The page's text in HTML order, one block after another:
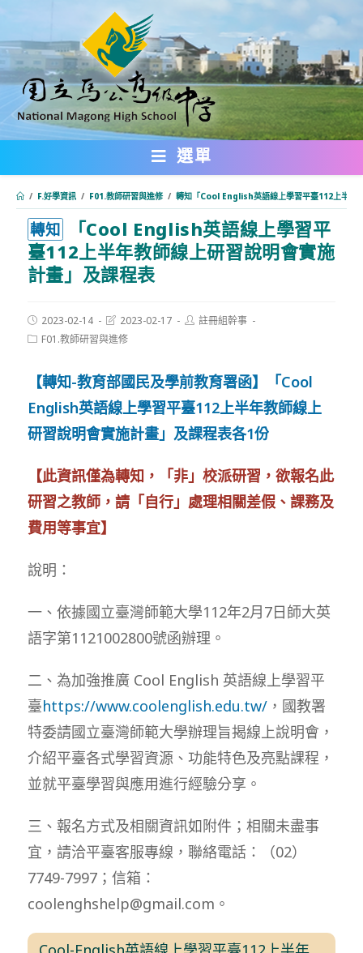
轉
主
要
內
選單
/ F.好學資訊 / F01.教師研習與進修 / 轉知「Cool English英語線上學習平臺112上半年
轉知
「Cool English英語線上學習平
臺112上半年教師線上研習說明會實施
計畫」及課程表
Post
published:
2023-02-14
Post
last
modified:
2023-02-17
Post註冊組幹事
PostF01.教師研習與進修
【轉知-教育部國民及學前教育署函】「Cool
English英語線上學習平臺112上半年教師線上
研習說明會實施計畫」及課程表各1份
【此資訊僅為轉知，「非」校派研習，欲報名此
研習之教師，請「自行」處理相關差假、課務及
費用等事宜】
說明：
一、依據國立臺灣師範大學112年2月7日師大英
語字第1121002800號函辦理。
二、為加強推廣 Cool English 英語線上學習平
臺https://www.coolenglish.edu.tw/，國教署
特委請國立臺灣師範大學辦理旨揭線上說明會，
介紹平臺各式學習資源、功能特色及亮點課程，
並就平臺學習與應用進行經驗分享。
三、報名方式及相關資訊如附件；相關未盡事
宜，請洽平臺客服專線，聯絡電話：（02）
7749-7997；信箱：
coolenghshelp@gmail.com。